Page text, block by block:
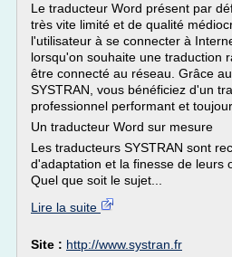
Le traducteur Word présent par
très vite limité et de qualité
l'utilisateur à se connecter à
lorsqu'on souhaite une traduction
être connecté au réseau. Grâce
SYSTRAN, vous bénéficiez d'un
professionnel performant et
Un traducteur Word sur mesure
Les traducteurs SYSTRAN sont
d'adaptation et la finesse de leurs
Quel que soit le sujet...
Lire la suite
Site : http://www.systran.fr